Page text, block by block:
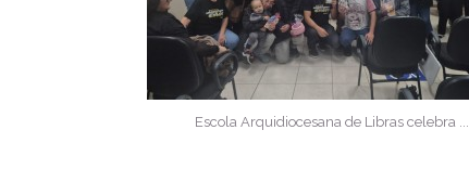
Escola Arquidiocesana de Libras celebra ...